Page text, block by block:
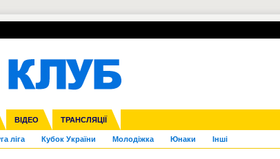
ВІДЕО ТРАНСЛЯЦІЇ
ліга Кубок України Молодіжка Юнаки Інші
Ліга націй Ліга конференцій
Франція ІншіЧЄ-2015 (U-21)
УПЛ-ПЕРЕХОДИ